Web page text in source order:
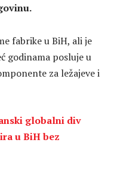
fabrike u BiH, ali je
godinama posluje u
za ležajeve i
globalni div
u BiH bez